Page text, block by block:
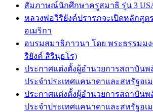
สัมภาษณ์นักศึกษาครูสมาธิ รุ่น 3
หลวงพ่อวิริยังค์ปรารภจะเปิดหลักสู
อเมริกา
อบรมสมาธิภาวนา โดย พระธรรมม
ริยังค์ สิรินฺธโร)
ประกาศแต่งตั้งผู้อำนวยการสถาบัน
ประจำประเทศแคนาดาและสหรัฐอเ
ประกาศแต่งตั้งผู้อำนวยการสถาบัน
ประจำประเทศแคนาดาและสหรัฐอเม